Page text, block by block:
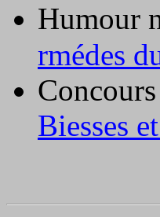
Humour
rmédes
Biesses